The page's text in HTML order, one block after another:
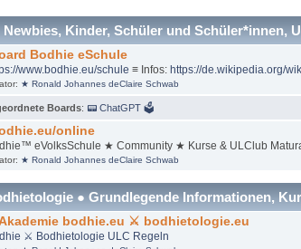
Kinder, Schüler und Schüler*innen,
Bodhie eSchule
www.bodhie.eu/schule ≡ Infos: https://de.wikipedia.org/
★ Ronald Johannes deClaire Schwab
Boards: 📟 ChatGPT 🗳
online
eVolksSchule ★ Community ★ Kurse & ULClub
★ Ronald Johannes deClaire Schwab
● Grundlegende Informationen,
bodhie.eu ⚔ bodhietologie.eu
⚔ Bodhietologie ULC Regeln